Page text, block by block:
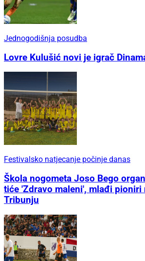
Jednogodišnja posudba
Lovre Kulušić novi je igrač
Festivalsko natjecanje počinje danas
Škola nogometa Joso Bego
tiće 'Zdravo maleni', mlađi pioniri
Tribunju